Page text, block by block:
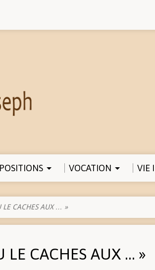
VOCATION VIE
LE CACHES AUX … »
LE CACHES AUX … »